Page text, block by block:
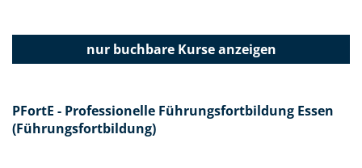
nur buchbareKurse anzeigen
PFortE - Professionelle Führungsfortbildung Essen
(Führungsfortbildung)